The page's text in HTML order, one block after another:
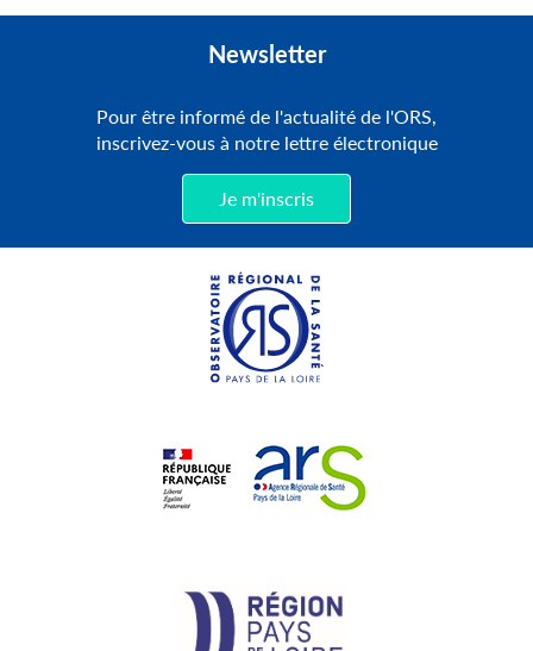
Newsletter
Pour être informé de l'actualité de l'ORS,
inscrivez-vous à notre lettre électronique
Je m'inscris